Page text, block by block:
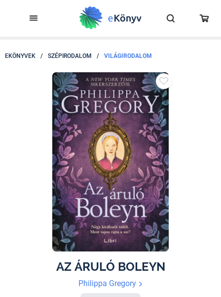
EKÖNYVEK / SZÉPIRODALOM / VILÁGIRODALOM
AZ ÁRULÓ BOLEYN
Philippa Gregory